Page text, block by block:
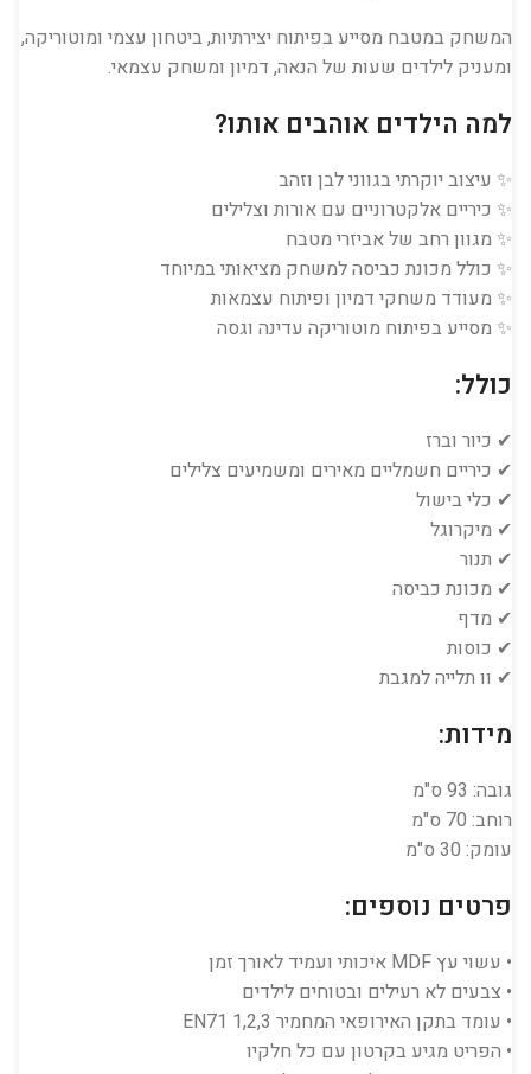
המשחק במטבח מסייע בפיתוח יצירתיות, ביטחון עצמי ומוטוריקה,
ומעניק לילדים שעות של הנאה, דמיון ומשחק עצמאי.
למה הילדים אוהבים אותו?
✨ עיצוב יוקרתי בגווני לבן וזהב
✨ כיריים אלקטרוניים עם אורות וצלילים
✨ מגוון רחב של אביזרי מטבח
✨ כולל מכונת כביסה למשחק מציאותי במיוחד
✨ מעודד משחקי דמיון ופיתוח עצמאות
✨ מסייע בפיתוח מוטוריקה עדינה וגסה
כולל:
✔ כיור וברז
✔ כיריים חשמליים מאירים ומשמיעים צלילים
✔ כלי בישול
✔ מיקרוגל
✔ תנור
✔ מכונת כביסה
✔ מדף
✔ כוסות
✔ וו תלייה למגבת
מידות:
גובה: 93 ס"מ
רוחב: 70 ס"מ
עומק: 30 ס"מ
פרטים נוספים:
• עשוי עץ MDF איכותי ועמיד לאורך זמן
• צבעים לא רעילים ובטוחים לילדים
• עומד בתקן האירופאי המחמיר EN71 1,2,3
• הפריט מגיע בקרטון עם כל חלקיו